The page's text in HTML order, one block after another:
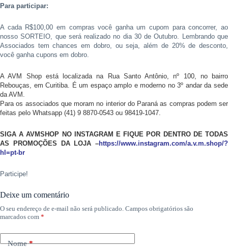
Para participar:
A cada R$100,00 em compras você ganha um cupom para concorrer, ao
nosso SORTEIO, que será realizado no dia 30 de Outubro. Lembrando que
Associados tem chances em dobro, ou seja, além de 20% de desconto,
você ganha cupons em dobro.
A AVM Shop está localizada na Rua Santo Antônio, nº 100, no bairro
Rebouças, em Curitiba. É um espaço amplo e moderno no 3º andar da sede
da AVM.
Para os associados que moram no interior do Paraná as compras podem ser
feitas pelo Whatsapp (41) 9 8870-0543 ou 98419-1047.
SIGA A AVMSHOP NO INSTAGRAM E FIQUE POR DENTRO DE TODAS
AS PROMOÇÕES DA LOJA –https://www.instagram.com/a.v.m.shop/?
hl=pt-br
Participe!
Deixe um comentário
O seu endereço de e-mail não será publicado. Campos obrigatórios são
marcados com *
Nome*